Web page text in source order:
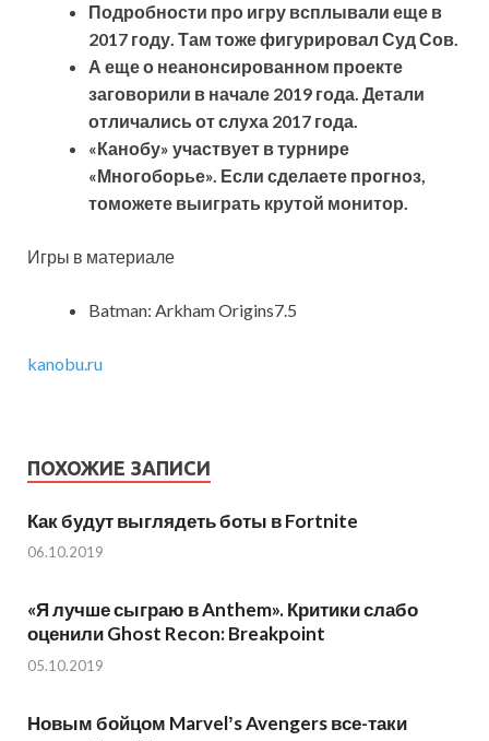
Подробности про игру всплывали еще в
2017 году. Там тоже фигурировал Суд Сов.
А еще о неанонсированном проекте
заговорили в начале 2019 года. Детали
отличались от слуха 2017 года.
«Канобу» участвует в турнире
«Многоборье». Если сделаете прогноз,
томожете выиграть крутой монитор.
Игры в материале
Batman: Arkham Origins7.5
kanobu.ru
ПОХОЖИЕ ЗАПИСИ
Как будут выглядеть боты в Fortnite
06.10.2019
«Я лучше сыграю в Anthem». Критики слабо
оценили Ghost Recon: Breakpoint
05.10.2019
Новым бойцом Marvelʼs Avengers все-таки